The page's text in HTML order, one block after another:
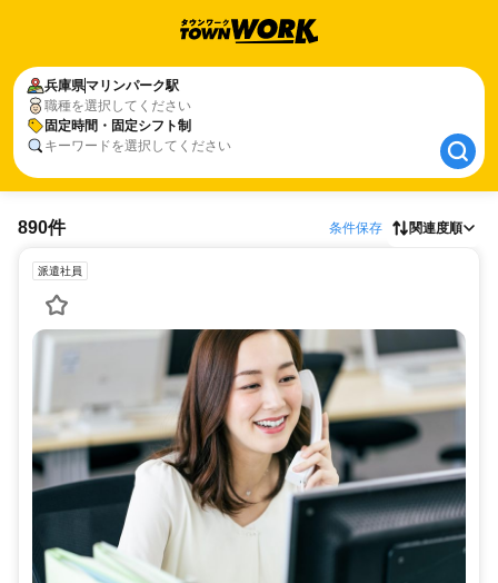
兵庫県マリンパーク駅
職種を選択してください
固定時間・固定シフト制
キーワードを選択してください
兵庫県マリンパーク駅
固定時間・固定シフト制
890件 条件保存 関連度順
派遣社員